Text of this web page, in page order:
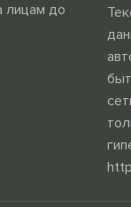
лицам до